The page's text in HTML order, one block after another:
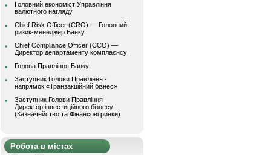
Головний економіст Управління
валютного нагляду
Chief Risk Officer (CRO) — Головний
ризик-менеджер Банку
Chief Compliance Officer (CCO) —
Директор департаменту комплаєнсу
Голова Правління Банку
Заступник Голови Правління -
напрямок «Транзакційний бізнес»
Заступник Голови Правління —
Директор інвестиційного бізнесу
(Казначейство та Фінансові ринки)
Робота в містах